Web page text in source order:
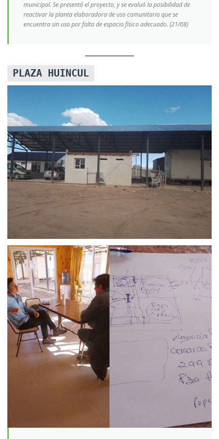
municipal. Se presentó el proyecto, y se evaluó la posibilidad de
reactivar la planta elaboradora de uso comunitario que se
encuentra sin uso por falta de espacio físico adecuado. (21/08)
PLAZA HUINCUL